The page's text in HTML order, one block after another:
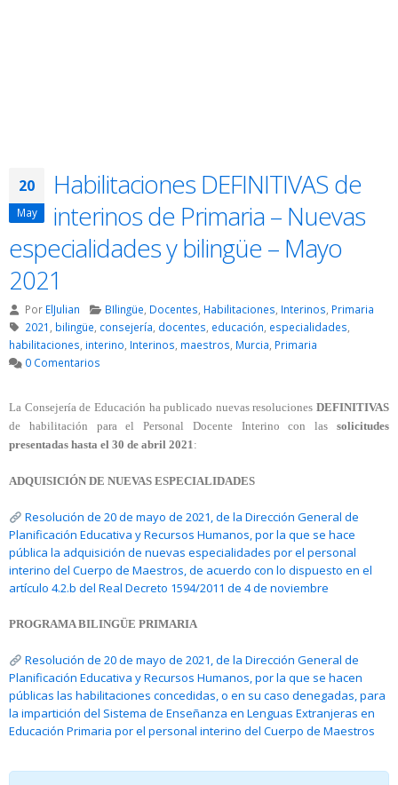
20
May
Habilitaciones DEFINITIVAS de
interinos de Primaria – Nuevas
especialidades y bilingüe – Mayo
2021
Por ElJulian BIlingüe Docentes Habilitaciones Interinos Primaria
2021
bilingüe consejería docentes educación especialidades
habilitaciones, interino, Interinos, maestros, Murcia, Primaria
0 Comentarios
La Consejería de Educación ha publicado nuevas resoluciones DEFINITIVAS
de habilitación para el Personal Docente Interino con las solicitudes
presentadas hasta el 30 de abril 2021:
ADQUISICIÓN DE NUEVAS ESPECIALIDADES
Resolución de 20 de mayo de 2021, de la Dirección General de
Planificación Educativa y Recursos Humanos, por la que se hace
pública la adquisición de nuevas especialidades por el personal
interino del Cuerpo de Maestros, de acuerdo con lo dispuesto en el
artículo 4.2.b del Real Decreto 1594/2011 de 4 de noviembre
PROGRAMA BILINGÜE PRIMARIA
Resolución de 20 de mayo de 2021, de la Dirección General de
Planificación Educativa y Recursos Humanos, por la que se hacen
públicas las habilitaciones concedidas, o en su caso denegadas, para
la impartición del Sistema de Enseñanza en Lenguas Extranjeras en
Educación Primaria por el personal interino del Cuerpo de Maestros